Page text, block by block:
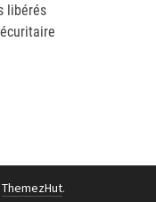
libérés
ThemezHut.